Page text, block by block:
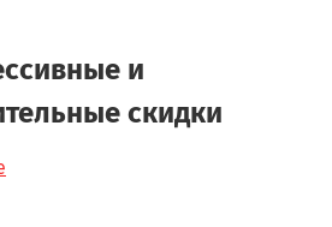
и
скидки